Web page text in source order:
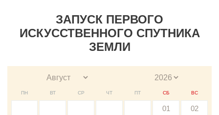
ЗАПУСК ПЕРВОГО
ИСКУССТВЕННОГО СПУТНИКА
ЗЕМЛИ
ПН ВТ СР ЧТ ПТ СБ ВС
01 02